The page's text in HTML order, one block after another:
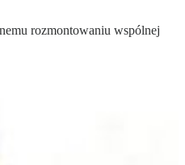
rozmontowaniu wspólnej